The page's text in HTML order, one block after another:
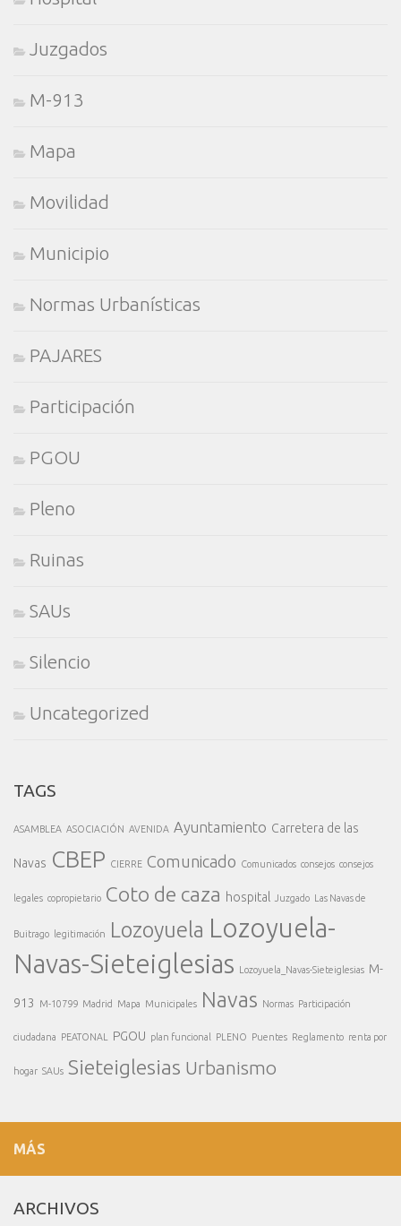
Juzgados
M-913
Mapa
Movilidad
Municipio
Normas Urbanísticas
PAJARES
Participación
PGOU
Pleno
Ruinas
SAUs
Silencio
Uncategorized
TAGS
ASAMBLEA ASOCIACIÓN AVENIDA Ayuntamiento Carretera de las
Navas CBEP CIERRE Comunicado Comunicados consejos consejos
legales copropietario Coto de caza hospital Juzgado Las Navas de
Buitrago legitimación Lozoyuela Lozoyuela-
Navas-Sieteiglesias Lozoyuela_Navas-Sieteiglesias M-
913 M-10799 Madrid Mapa Municipales Navas Normas Participación
ciudadana PEATONAL PGOU plan funcional PLENO Puentes Reglamento renta por
hogar SAUs Sieteiglesias Urbanismo
MÁS
ARCHIVOS